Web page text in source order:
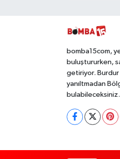
bomba15com,
buluştururken,
getiriyor. Burdur
yanıltmadan
bulabileceksiniz.